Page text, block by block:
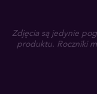
Zdjęcia są jedynie
produktu. Roczniki